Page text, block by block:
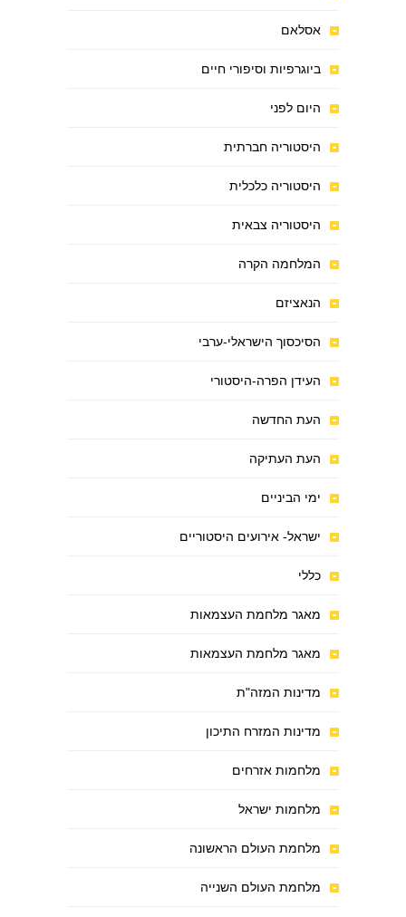
אסלאם
ביוגרפיות וסיפורי חיים
היום לפני
היסטוריה חברתית
היסטוריה כלכלית
היסטוריה צבאית
המלחמה הקרה
הנאציזם
הסיכסוך הישראלי-ערבי
העידן הפרה-היסטורי
העת החדשה
העת העתיקה
ימי הביניים
ישראל- אירועים היסטוריים
כללי
מאגר מלחמת העצמאות
מאגר מלחמת העצמאות
מדינות המזה"ת
מדינות המזרח התיכון
מלחמות אזרחים
מלחמות ישראל
מלחמת העולם הראשונה
מלחמת העולם השנייה